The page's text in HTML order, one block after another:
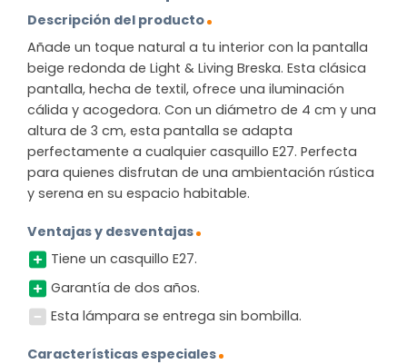
Descripción del producto
Añade un toque natural a tu interior con la pantalla
beige redonda de Light & Living Breska. Esta clásica
pantalla, hecha de textil, ofrece una iluminación
cálida y acogedora. Con un diámetro de 4 cm y una
altura de 3 cm, esta pantalla se adapta
perfectamente a cualquier casquillo E27. Perfecta
para quienes disfrutan de una ambientación rústica
y serena en su espacio habitable.
Ventajas y desventajas
Tiene un casquillo E27.
Garantía de dos años.
Esta lámpara se entrega sin bombilla.
Características especiales